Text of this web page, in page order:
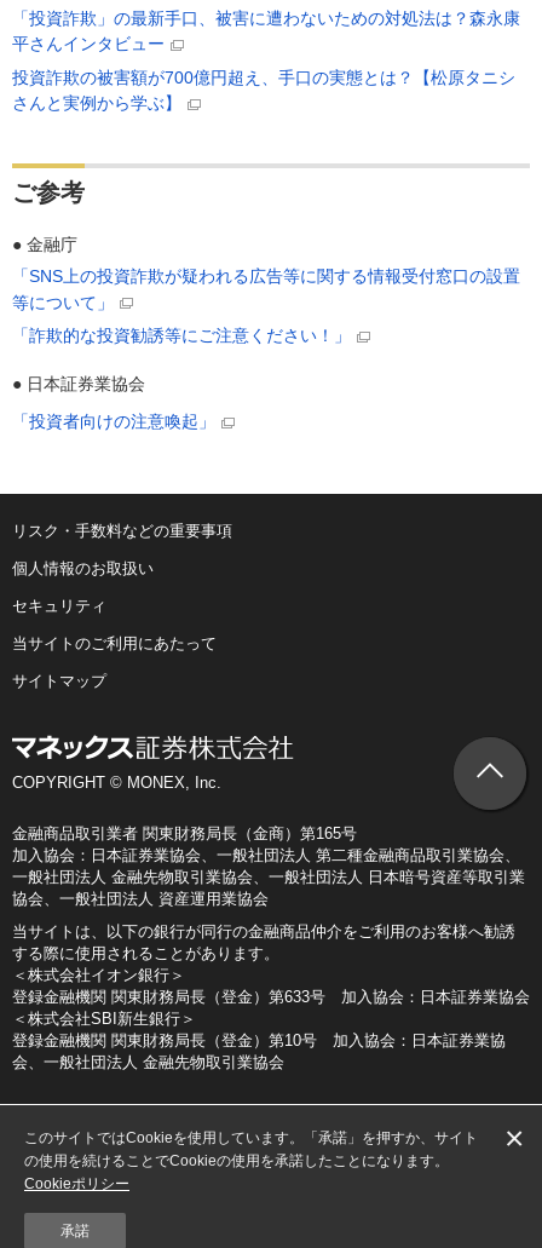
「投資詐欺」の最新手口、被害に遭わないための対処法は？森永康
平さんインタビュー
投資詐欺の被害額が700億円超え、手口の実態とは？【松原タニシ
さんと実例から学ぶ】
ご参考
● 金融庁
「SNS上の投資詐欺が疑われる広告等に関する情報受付窓口の設置
等について」
「詐欺的な投資勧誘等にご注意ください！」
● 日本証券業協会
「投資者向けの注意喚起」
リスク・手数料などの重要事項
個人情報のお取扱い
セキュリティ
当サイトのご利用にあたって
サイトマップ
COPYRIGHT © MONEX, Inc.
金融商品取引業者 関東財務局長（金商）第165号
加入協会：日本証券業協会、一般社団法人 第二種金融商品取引業協会、
一般社団法人 金融先物取引業協会、一般社団法人 日本暗号資産等取引業
協会、一般社団法人 資産運用業協会
当サイトは、以下の銀行が同行の金融商品仲介をご利用のお客様へ勧誘
する際に使用されることがあります。
＜株式会社イオン銀行＞
登録金融機関 関東財務局長（登金）第633号 加入協会：日本証券業協会
＜株式会社SBI新生銀行＞
登録金融機関 関東財務局長（登金）第10号 加入協会：日本証券業協
会、一般社団法人 金融先物取引業協会
このサイトではCookieを使用しています。「承諾」を押すか、サイト
の使用を続けることでCookieの使用を承諾したことになります。
Cookieポリシー
承諾
×